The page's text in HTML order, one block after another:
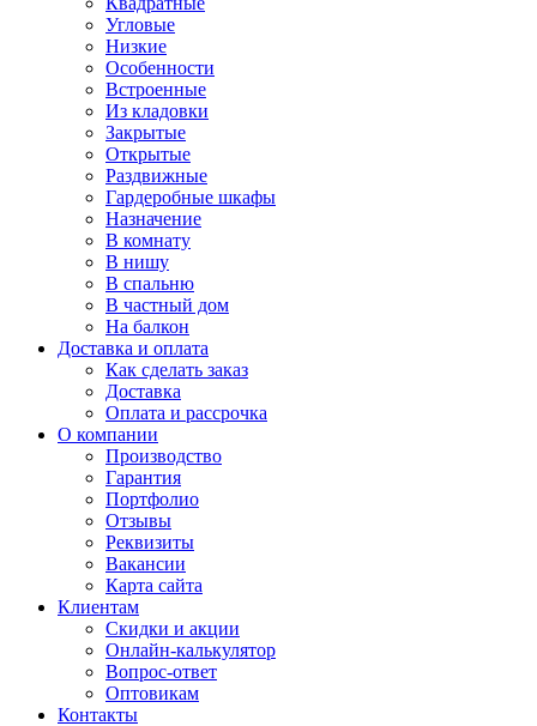
Угловые
Низкие
Особенности
Встроенные
Из кладовки
Закрытые
Открытые
Раздвижные
Гардеробные шкафы
Назначение
В комнату
В нишу
В спальню
В частный дом
На балкон
Доставка и оплата
Как сделать заказ
Доставка
Оплата и рассрочка
О компании
Производство
Гарантия
Портфолио
Отзывы
Реквизиты
Вакансии
Карта сайта
Клиентам
Скидки и акции
Онлайн-калькулятор
Вопрос-ответ
Оптовикам
Контакты